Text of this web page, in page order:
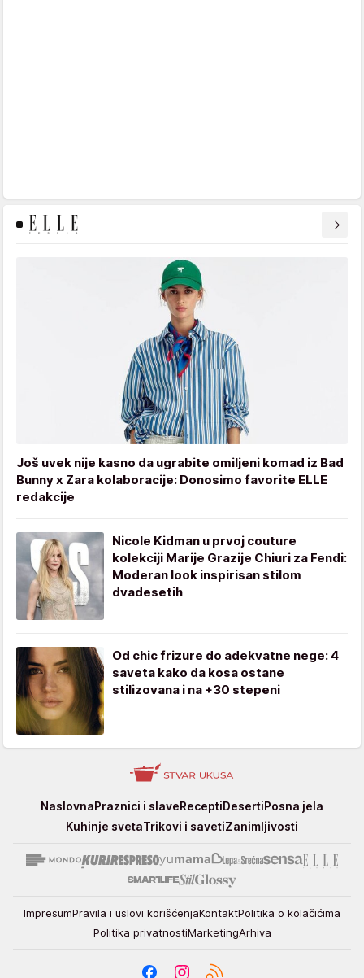
Još uvek nije kasno da ugrabite omiljeni komad iz Bad
Bunny x Zara kolaboracije: Donosimo favorite ELLE
redakcije
Nicole Kidman u prvoj couture
kolekciji Marije Grazije Chiuri za Fendi:
Moderan look inspirisan stilom
dvadesetih
Od chic frizure do adekvatne nege: 4
saveta kako da kosa ostane
stilizovana i na +30 stepeni
StvarNaslovnaPraznici i slaveReceptiDesertiPosna jela
Kuhinje svetaTrikovi i savetiZanimljivosti
ImpresumPravila i uslovi korišćenjaKontaktPolitika o kolačićima
Politika privatnostiMarketingArhiva